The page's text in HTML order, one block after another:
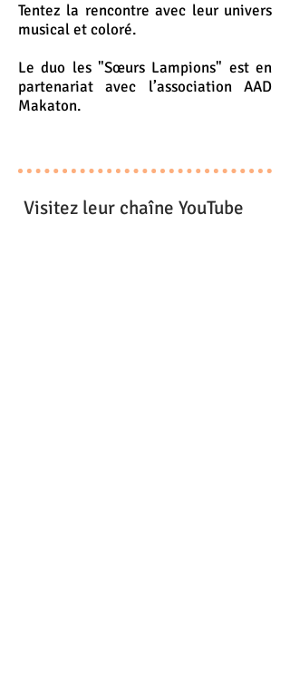
Tentez la rencontre avec leur univers
musical et coloré.
Le duo les "Sœurs Lampions" est en
partenariat avec l’association AAD
Makaton.
Visitez leur chaîne YouTube